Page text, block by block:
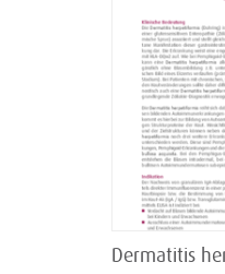
Dermatitis